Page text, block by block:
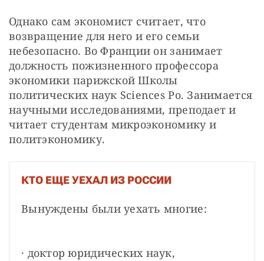
Однако сам экономист считает, что
возвращение для него и его семьи
небезопасно. Во Франции он занимает
должность пожизненного профессора
экономики парижской Школы
политических наук Sciences Po. Занимается
научными исследованиями, преподает и
читает студентам микроэкономику и
политэкономику.
КТО ЕЩЕ УЕХАЛ ИЗ РОССИИ
Вынуждены были уехать многие:
· доктор юридических наук,